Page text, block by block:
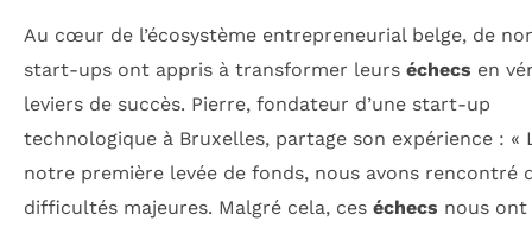
Au cœur de l’écosystème entrepreneurial belge, de
start-ups ont appris à transformer leurs échecs en
leviers de succès. Pierre, fondateur d’une start-up
technologique à Bruxelles, partage son expérience : «
notre première levée de fonds, nous avons rencontré
difficultés majeures. Malgré cela, ces échecs nous ont